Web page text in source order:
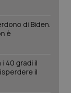
di Biden.
è
i 40 gradi il
il